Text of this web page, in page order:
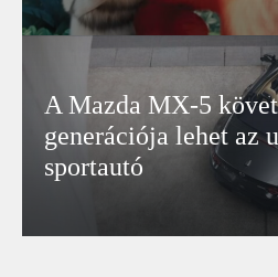
A Mazda MX-5
generációja lehet az
sportautó